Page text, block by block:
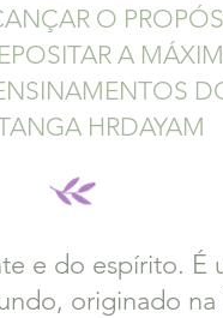
O
A
HRDAYAM
e do espírito. É
originado na